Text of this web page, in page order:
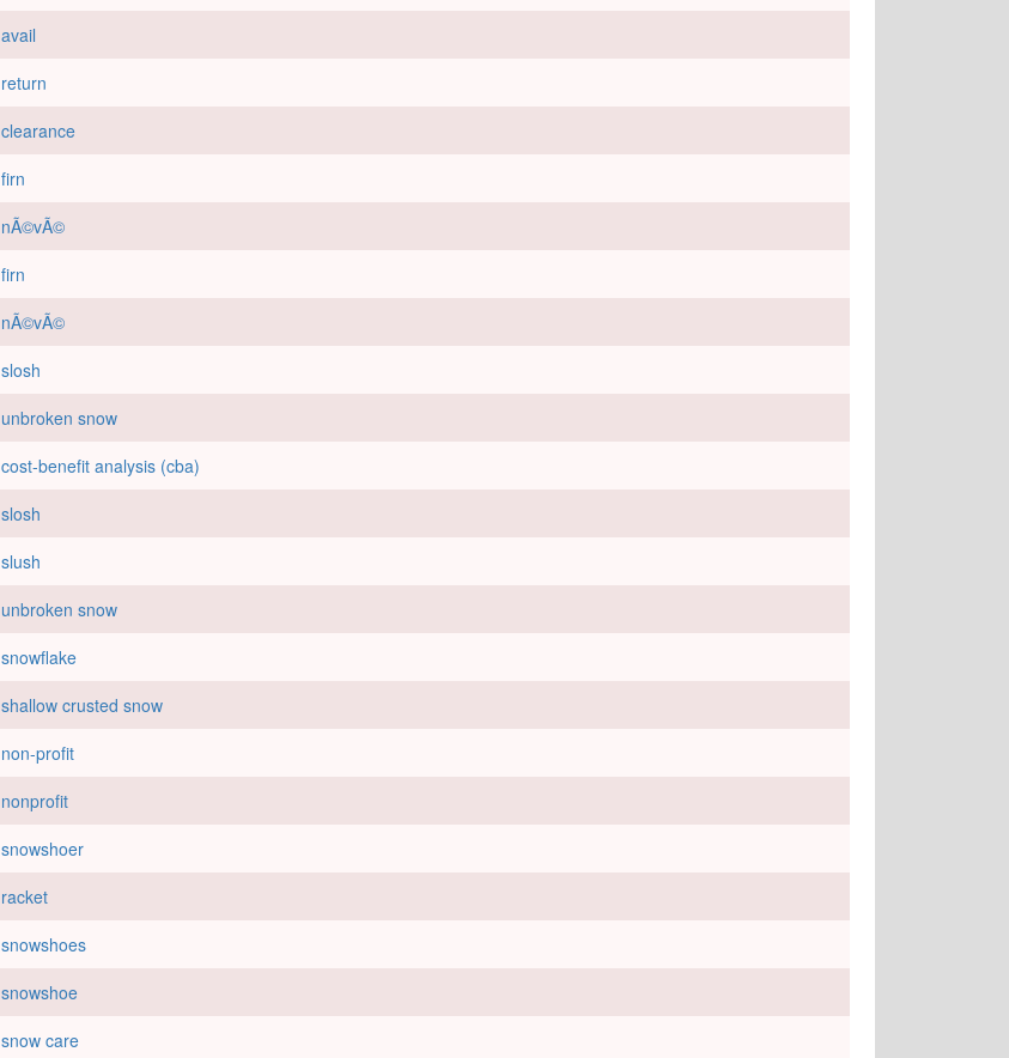
avail
return
clearance
firn
nÃ©vÃ©
firn
nÃ©vÃ©
slosh
unbroken snow
cost-benefit analysis (cba)
slosh
slush
unbroken snow
snowflake
shallow crusted snow
non-profit
nonprofit
snowshoer
racket
snowshoes
snowshoe
snow care